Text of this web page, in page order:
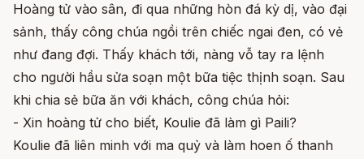
Hoàng tử vào sân, đi qua những hòn đá kỳ dị, vào đại
sảnh, thấy công chúa ngồi trên chiếc ngai đen, có vẻ
như đang đợi. Thấy khách tới, nàng vỗ tay ra lệnh
cho người hầu sửa soạn một bữa tiệc thịnh soạn. Sau
khi chia sẻ bữa ăn với khách, công chúa hỏi:
- Xin hoàng tử cho biết, Koulie đã làm gì Paili?
Koulie đã liên minh với ma quỷ và làm hoen ố thanh